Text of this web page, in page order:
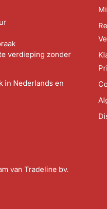
verdieping zonder
in Nederlands en
van Tradeline bv.